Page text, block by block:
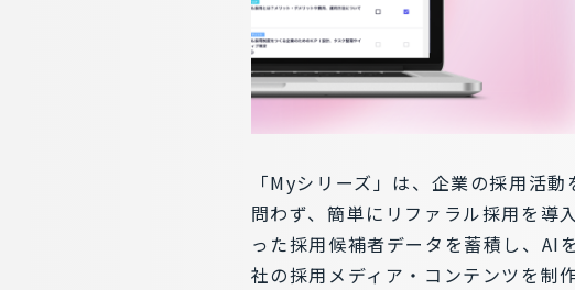
「Myシリーズ」は、企業の採用活
問わず、簡単にリファラル採用を導
った採用候補者データを蓄積し、
社の採用メディア・コンテンツを制